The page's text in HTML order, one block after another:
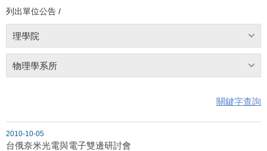
列出單位公告 /
理學院
物理學系所
關鍵字查詢
2010-10-05
台俄奈米光電與電子雙邊研討會